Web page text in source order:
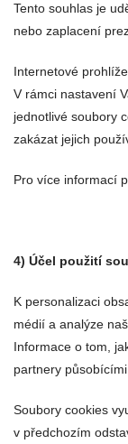
Tento souhlas je
nebo zaplacení
Internetové
V rámci nastavení
jednotlivé soubory
zakázat jejich
Pro více informací
4) Účel použití
K personalizaci
médií a analýze
Informace o tom,
partnery
Soubory cookies
v předchozím